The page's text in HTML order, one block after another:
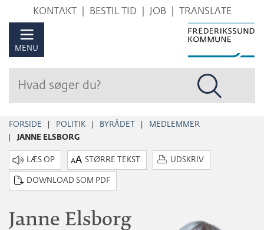
Hop
KONTAKT BESTIL TID JOB TRANSLATE
MENU
FORSIDE POLITIK BYRÅDET
MEDLEMMER
JANNE ELSBORG
STØRRE TEKST UDSKRIV
DOWNLOAD SOM PDF
Janne Elsborg